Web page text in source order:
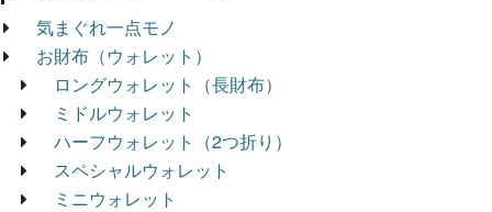
気まぐれ一点モノ
お財布（ウォレット）
ロングウォレット（長財布）
ミドルウォレット
ハーフウォレット（2つ折り）
スペシャルウォレット
ミニウォレット